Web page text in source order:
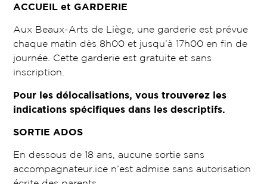
ACCUEIL et GARDERIE
Aux Beaux-Arts de Liège, une garderie est prévue
chaque matin dès 8h00 et jusqu’à 17h00 en fin de
journée. Cette garderie est gratuite et sans
inscription.
Pour les délocalisations, vous trouverez les
indications spécifiques dans les descriptifs.
SORTIE ADOS
En dessous de 18 ans, aucune sortie sans
accompagnateur.ice n’est admise sans autorisation